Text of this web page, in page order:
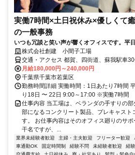
実働7時間×土日祝休み×優しくて
の一般事務
いつも冗談と笑い声が響くオフィスです。平
株式会社創建 小間子工場
交通・アクセス 都賀、四街道、蘇我駅車
月給180,000円～240,000円
千葉県千葉市若葉区
勤務時間詳細 実働時間：1日あたり7時間
り18日 〜 22日 9:00～17:00 ※実働7時間
仕事内容 当工場は、ベランダの手すりの
部になるコンクリート製品、プレキャスト
す。 お仕事内容はそのオフィス廻りのサ
干名ですが、...
業界未経験者歓迎 主婦・主夫歓迎 フリーター歓迎
車通勤OK
固定時間制 経験不問 未経験者歓迎 経